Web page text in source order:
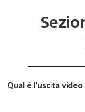
Qual è l’uscita